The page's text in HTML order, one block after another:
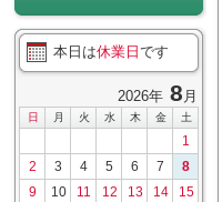
本日は休業日 です
2026年 8 月
日 月 火 水 木 金 土
1
2
3 4 5 6 7
8
9
10 11 12 13 14
15